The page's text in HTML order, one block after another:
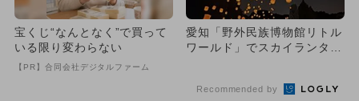
宝くじ“なんとなく”で買って
いる限り変わらない
【PR】合同会社デジタルファーム
愛知「野外民族博物館リトル
ワールド」でスカイランタン
Recommended by